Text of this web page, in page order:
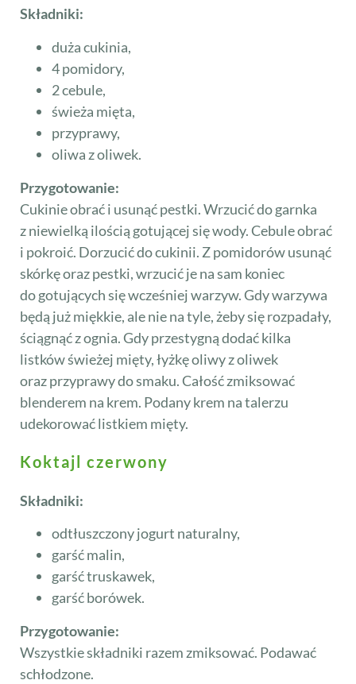
Składniki:
duża cukinia,
4 pomidory,
2 cebule,
świeża mięta,
przyprawy,
oliwa z oliwek.
Przygotowanie:
Cukinie obrać i usunąć pestki. Wrzucić do garnka
z niewielką ilością gotującej się wody. Cebule obrać
i pokroić. Dorzucić do cukinii. Z pomidorów usunąć
skórkę oraz pestki, wrzucić je na sam koniec
do gotujących się wcześniej warzyw. Gdy warzywa
będą już miękkie, ale nie na tyle, żeby się rozpadały,
ściągnąć z ognia. Gdy przestygną dodać kilka
listków świeżej mięty, łyżkę oliwy z oliwek
oraz przyprawy do smaku. Całość zmiksować
blenderem na krem. Podany krem na talerzu
udekorować listkiem mięty.
Koktajl czerwony
Składniki:
odtłuszczony jogurt naturalny,
garść malin,
garść truskawek,
garść borówek.
Przygotowanie:
Wszystkie składniki razem zmiksować. Podawać
schłodzone.